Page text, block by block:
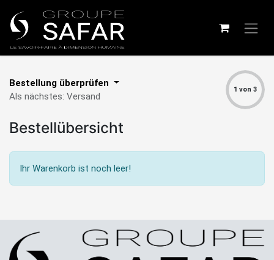
Bestellung überprüfen
Als nächstes: Versand
1 von 3
Bestellübersicht
Ihr Warenkorb ist noch leer!